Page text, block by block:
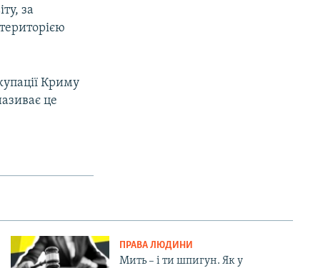
за
Криму
це
ПРАВА ЛЮДИНИ
Мить – і ти шпигун. Як у